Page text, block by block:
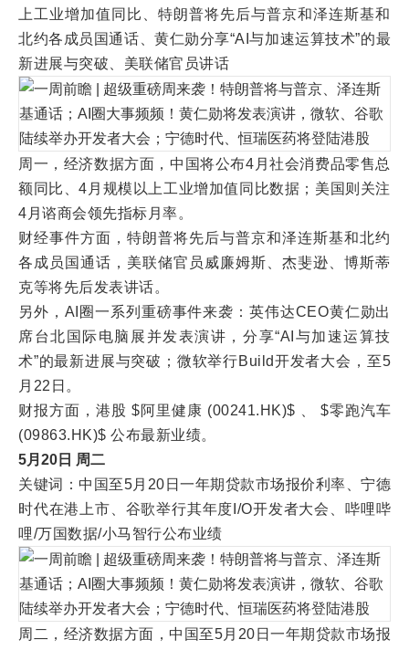
上工业增加值同比、特朗普将先后与普京和泽连斯基和
北约各成员国通话、黄仁勋分享“AI与加速运算技术”的最
新进展与突破、美联储官员讲话
周一，经济数据方面，中国将公布4月社会消费品零售总
额同比、4月规模以上工业增加值同比数据；美国则关注
4月谘商会领先指标月率。
财经事件方面，特朗普将先后与普京和泽连斯基和北约
各成员国通话，美联储官员威廉姆斯、杰斐逊、博斯蒂
克等将先后发表讲话。
另外，AI圈一系列重磅事件来袭：英伟达CEO黄仁勋出
席台北国际电脑展并发表演讲，分享“AI与加速运算技
术”的最新进展与突破；微软举行Build开发者大会，至5
月22日。
财报方面，港股 $阿里健康 (00241.HK)$ 、 $零跑汽车
(09863.HK)$ 公布最新业绩。
5月20日 周二
关键词：中国至5月20日一年期贷款市场报价利率、宁德
时代在港上市、谷歌举行其年度I/O开发者大会、哔哩哔
哩/万国数据/小马智行公布业绩
周二，经济数据方面，中国至5月20日一年期贷款市场报